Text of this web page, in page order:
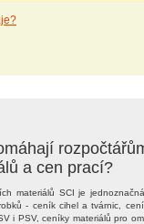
a cen prací?
materiálů SCI je
- ceník cihel a tvárnic,
i PSV, ceníky materiálů pro